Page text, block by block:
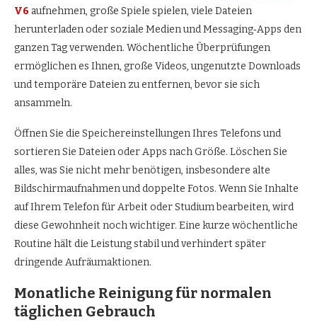
V6 aufnehmen, große Spiele spielen, viele Dateien
herunterladen oder soziale Medien und Messaging‑Apps den
ganzen Tag verwenden. Wöchentliche Überprüfungen
ermöglichen es Ihnen, große Videos, ungenutzte Downloads
und temporäre Dateien zu entfernen, bevor sie sich
ansammeln.
Öffnen Sie die Speichereinstellungen Ihres Telefons und
sortieren Sie Dateien oder Apps nach Größe. Löschen Sie
alles, was Sie nicht mehr benötigen, insbesondere alte
Bildschirmaufnahmen und doppelte Fotos. Wenn Sie Inhalte
auf Ihrem Telefon für Arbeit oder Studium bearbeiten, wird
diese Gewohnheit noch wichtiger. Eine kurze wöchentliche
Routine hält die Leistung stabil und verhindert später
dringende Aufräumaktionen.
Monatliche Reinigung für normalen
täglichen Gebrauch